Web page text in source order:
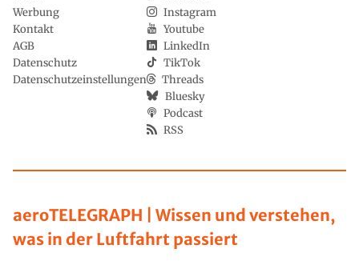
aeroTELEGRAPH | Wissen und verstehen,
was in der Luftfahrt passiert
Werbung
Kontakt
AGB
Datenschutz
Datenschutzeinstellungen
Instagram
Youtube
LinkedIn
TikTok
Threads
Bluesky
Podcast
RSS